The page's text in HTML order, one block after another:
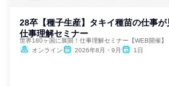
28卒【種子生産】タキイ種苗の仕事が
仕事理解セミナー
世界180ヶ国に展開！仕事理解セミナー【WEB開催】
オンライン
2026年8月・9月 1日